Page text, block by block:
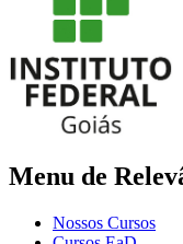
Menu de
Nossos Cursos